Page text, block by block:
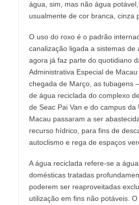
água, sim, mas não água
usualmente de cor branca, cinza
O uso do roxo é o padrão
canalização ligada a sistemas de
agora já faz parte do quotidiano
Administrativa Especial de
chegada de Março, as tubagens
de água reciclada do complexo
de Seac Pai Van e do campus da
Macau passaram a ser
recurso hídrico, para fins de
autoclismo e rega de espaços
A água reciclada refere-se a
domésticas tratadas
poderem ser reaproveitadas
utilização em fins não potáveis.